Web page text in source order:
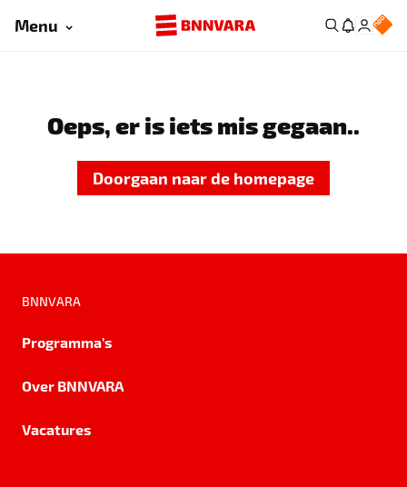
Menu
Oeps, er is iets mis gegaan..
Doorgaan naar de homepage
BNNVARA
Programma's
Over BNNVARA
Vacatures